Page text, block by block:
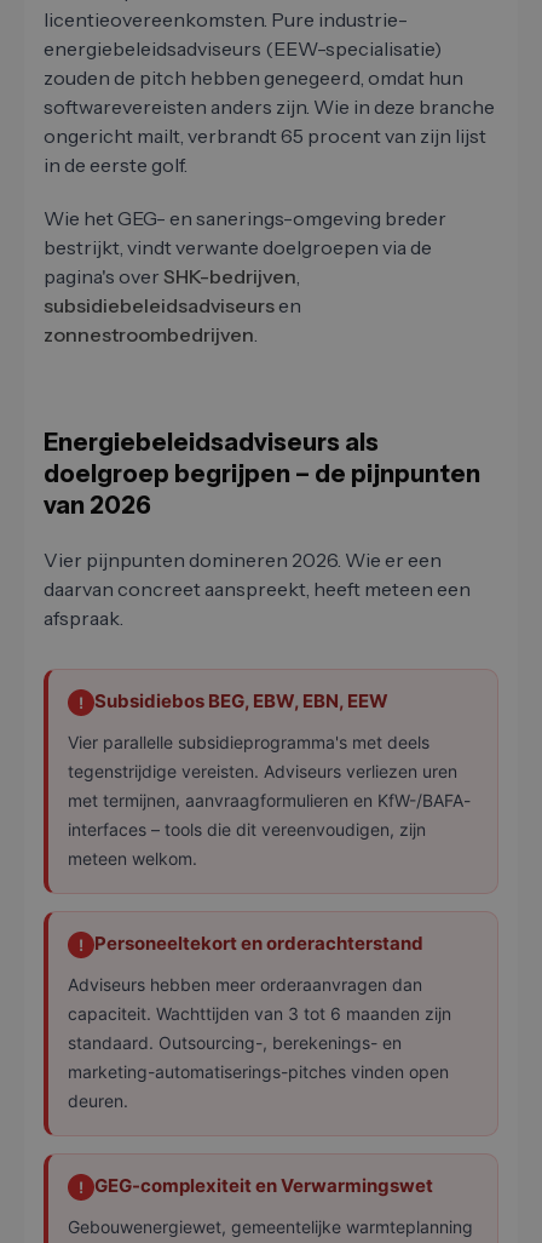
licentieovereenkomsten. Pure industrie-
energiebeleidsadviseurs (EEW-specialisatie)
zouden de pitch hebben genegeerd, omdat hun
softwarevereisten anders zijn. Wie in deze branche
ongericht mailt, verbrandt 65 procent van zijn lijst
in de eerste golf.
Wie het GEG- en sanerings-omgeving breder
bestrijkt, vindt verwante doelgroepen via de
pagina's over SHK-bedrijven,
subsidiebeleidsadviseurs en
zonnestroombedrijven.
Energiebeleidsadviseurs als
doelgroep begrijpen – de pijnpunten
van 2026
Vier pijnpunten domineren 2026. Wie er een
daarvan concreet aanspreekt, heeft meteen een
afspraak.
! Subsidiebos BEG, EBW, EBN, EEW
Vier parallelle subsidieprogramma's met deels
tegenstrijdige vereisten. Adviseurs verliezen uren
met termijnen, aanvraagformulieren en KfW-/BAFA-
interfaces – tools die dit vereenvoudigen, zijn
meteen welkom.
! Personeeltekort en orderachterstand
Adviseurs hebben meer orderaanvragen dan
capaciteit. Wachttijden van 3 tot 6 maanden zijn
standaard. Outsourcing-, berekenings- en
marketing-automatiserings-pitches vinden open
deuren.
! GEG-complexiteit en Verwarmingswet
Gebouwenergiewet, gemeentelijke warmteplanning